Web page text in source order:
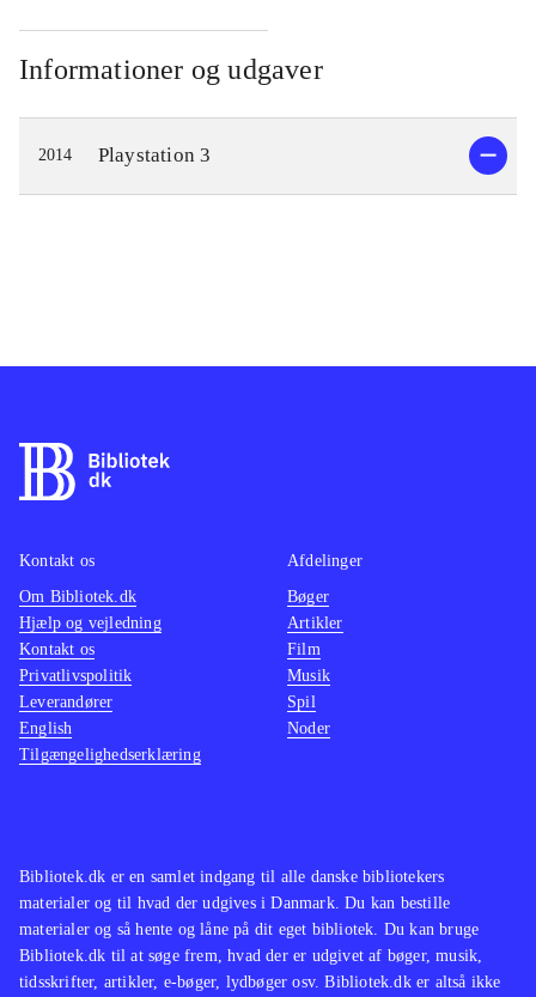
det tredje spil "Assassins Creed
Liberation". Hovedpersonen er den
kvindelige snigmorder Aveline, der
bekæmper slaveriet. Til det formål
benytter hun tre forskellige
forklædninger: Slavepigen, den fine
Sprog: engelsk
lektørudtalelser på to af spillene:
(Playstation 3) og
(Playstation 3).
Herunder anmeldes det tredje spil
"Assassins Creed Liberation".
Hovedpersonen er den kvindelige
snigmorder Aveline, der bekæmper
slaveriet. Til det formål benytter hun
tre forskellige forklædninger:
forskellige scener i spillet. Aveline
lister, stjæler, charmerer, klatrer,
løber, myrder m.m. Et kort i nederste
Informationer og udgaver
2014 Playstation 3
Bibliotek.dk er en samlet indgang til alle danske bibliotekers
materialer og til hvad der udgives i Danmark. Du kan bestille
materialer og så hente og låne på dit eget bibliotek. Du kan bruge
Bibliotek.dk til at søge frem, hvad der er udgivet af bøger, musik,
tidsskrifter, artikler, e-bøger, lydbøger osv. Bibliotek.dk er altså ikke
Kontakt os
Om Bibliotek.dk
Hjælp og vejledning
Kontakt os
Privatlivspolitik
Leverandører
English
Tilgængelighedserklæring
Afdelinger
Bøger
Artikler
Film
Musik
Spil
Noder